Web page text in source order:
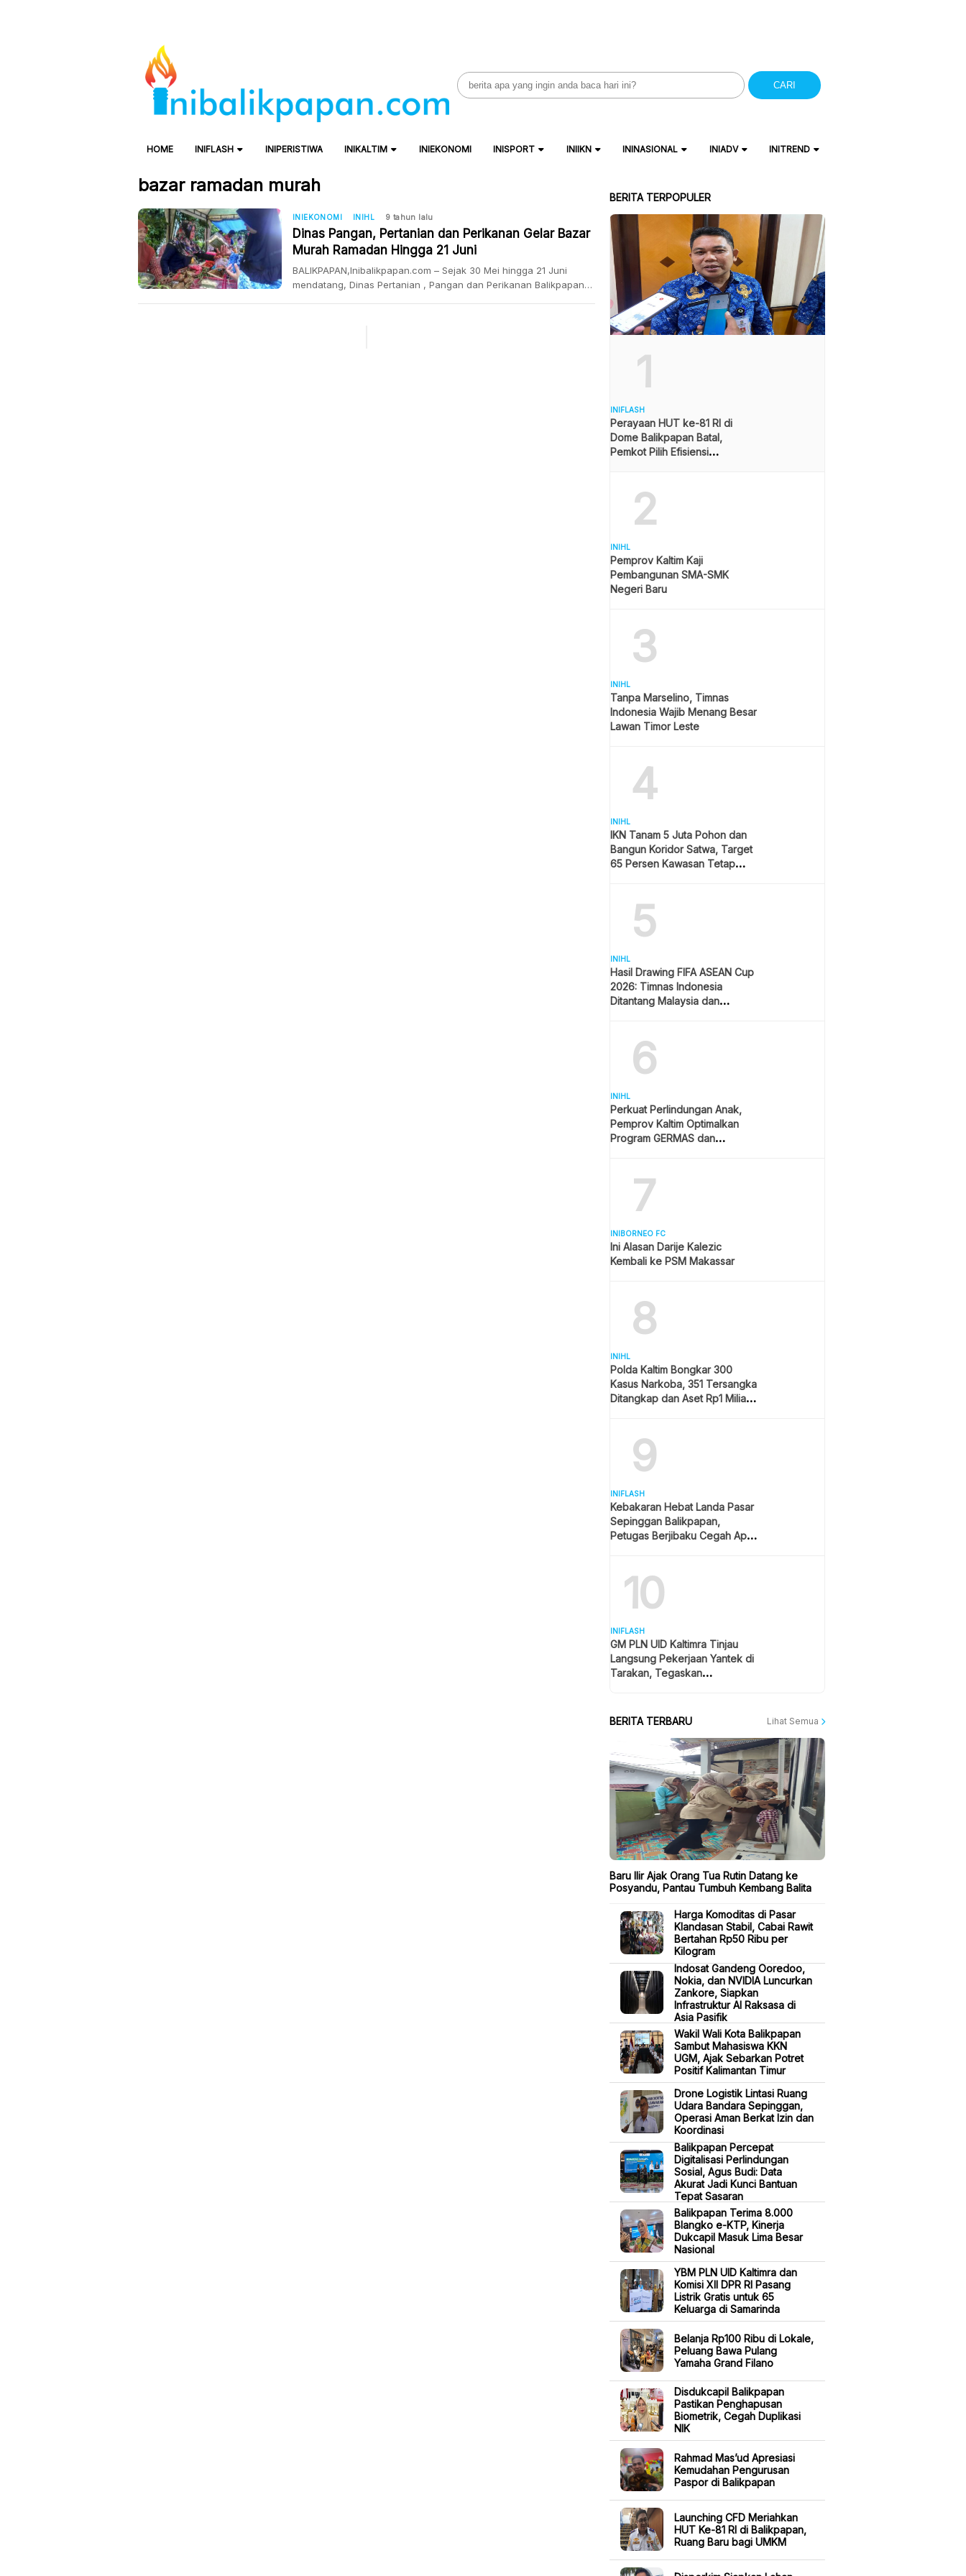
Search
for:
CARI
HOME INIFLASH INIPERISTIWA INIKALTIM INIEKONOMI INISPORT INIIKN ININASIONAL INIADV INITREND
bazar ramadan murah
INIEKONOMI INIHL 9 tahun lalu
Dinas Pangan, Pertanian dan Perikanan Gelar Bazar
Murah Ramadan Hingga 21 Juni
BALIKPAPAN,Inibalikpapan.com – Sejak 30 Mei hingga 21 Juni
mendatang, Dinas Pertanian , Pangan dan Perikanan Balikpapan
BERITA TERPOPULER
1
INIFLASH
Perayaan HUT ke-81 RI di
Dome Balikpapan Batal,
Pemkot Pilih Efisiensi
2
INIHL
Pemprov Kaltim Kaji
Pembangunan SMA-SMK
Negeri Baru
3
INIHL
Tanpa Marselino, Timnas
Indonesia Wajib Menang Besar
Lawan Timor Leste
4
INIHL
IKN Tanam 5 Juta Pohon dan
Bangun Koridor Satwa, Target
65 Persen Kawasan Tetap
5
INIHL
Hasil Drawing FIFA ASEAN Cup
2026: Timnas Indonesia
Ditantang Malaysia dan
6
INIHL
Perkuat Perlindungan Anak,
Pemprov Kaltim Optimalkan
Program GERMAS dan
7
INIBORNEO FC
Ini Alasan Darije Kalezic
Kembali ke PSM Makassar
8
INIHL
Polda Kaltim Bongkar 300
Kasus Narkoba, 351 Tersangka
Ditangkap dan Aset Rp1 Miliar
9
INIFLASH
Kebakaran Hebat Landa Pasar
Sepinggan Balikpapan,
Petugas Berjibaku Cegah Api
10
INIFLASH
GM PLN UID Kaltimra Tinjau
Langsung Pekerjaan Yantek di
Tarakan, Tegaskan
BERITA TERBARU Lihat Semua
Baru Ilir Ajak Orang Tua Rutin Datang ke
Posyandu, Pantau Tumbuh Kembang Balita
Harga Komoditas di Pasar
Klandasan Stabil, Cabai Rawit
Bertahan Rp50 Ribu per
Kilogram
Indosat Gandeng Ooredoo,
Nokia, dan NVIDIA Luncurkan
Zankore, Siapkan
Infrastruktur AI Raksasa di
Asia Pasifik
Wakil Wali Kota Balikpapan
Sambut Mahasiswa KKN
UGM, Ajak Sebarkan Potret
Positif Kalimantan Timur
Drone Logistik Lintasi Ruang
Udara Bandara Sepinggan,
Operasi Aman Berkat Izin dan
Koordinasi
Balikpapan Percepat
Digitalisasi Perlindungan
Sosial, Agus Budi: Data
Akurat Jadi Kunci Bantuan
Tepat Sasaran
Balikpapan Terima 8.000
Blangko e-KTP, Kinerja
Dukcapil Masuk Lima Besar
Nasional
YBM PLN UID Kaltimra dan
Komisi XII DPR RI Pasang
Listrik Gratis untuk 65
Keluarga di Samarinda
Belanja Rp100 Ribu di Lokale,
Peluang Bawa Pulang
Yamaha Grand Filano
Disdukcapil Balikpapan
Pastikan Penghapusan
Biometrik, Cegah Duplikasi
NIK
Rahmad Mas’ud Apresiasi
Kemudahan Pengurusan
Paspor di Balikpapan
Launching CFD Meriahkan
HUT Ke-81 RI di Balikpapan,
Ruang Baru bagi UMKM